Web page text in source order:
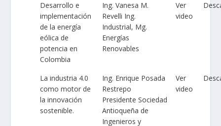
Desarrollo e
implementación
de la energía
eólica de
potencia en
Colombia
Ing. Vanesa M.
Revelli Ing.
Industrial, Mg.
Energías
Renovables
Ver
video
La industria 4.0
como motor de
la innovación
sostenible.
Ing. Enrique Posada
Restrepo
Presidente Sociedad
Antioqueña de
Ingenieros y
Ver
video